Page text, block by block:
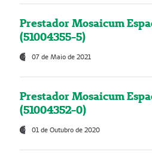
Prestador Mosaicum
(51004355-5)
07 de Maio de 2021
Prestador Mosaicum
(51004352-0)
01 de Outubro de 2020